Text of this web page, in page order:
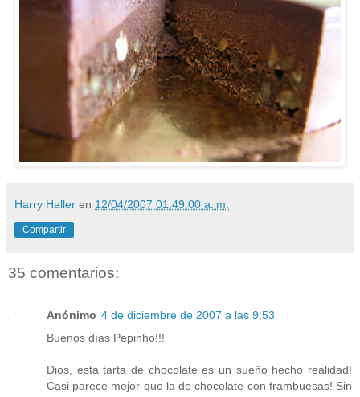
Harry Haller en 12/04/2007 01:49:00 a. m.
Compartir
35 comentarios:
Anónimo 4 de diciembre de 2007 a las 9:53
Buenos días Pepinho!!!
Dios, esta tarta de chocolate es un sueño hecho realidad!
Casi parece mejor que la de chocolate con frambuesas! Sin